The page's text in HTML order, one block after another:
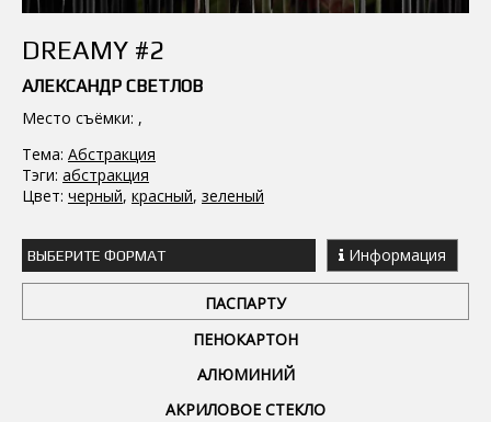
DREAMY #2
АЛЕКСАНДР СВЕТЛОВ
Место съёмки: ,
Тема: Абстракция
Тэги: абстракция
Цвет: черный, красный, зеленый
ВЫБЕРИТЕ ФОРМАТ Информация
ПАСПАРТУ
ПЕНОКАРТОН
АЛЮМИНИЙ
АКРИЛОВОЕ СТЕКЛО